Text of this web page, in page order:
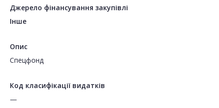
Джерело фінансування закупівлі
Інше
Опис
Спецфонд
Код класифікації видатків
—